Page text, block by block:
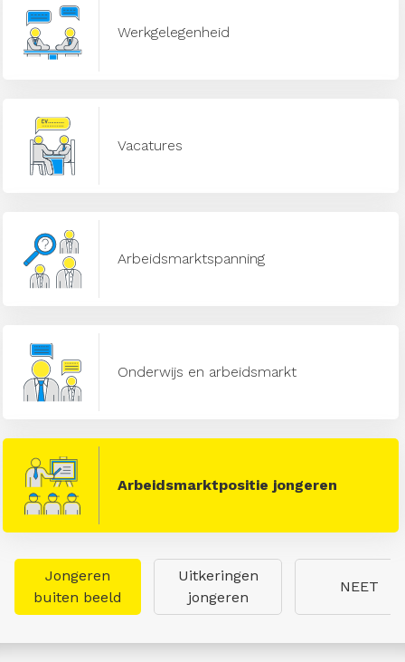
Werkgelegenheid
Vacatures
Arbeidsmarktspanning
Onderwijs en arbeidsmarkt
Arbeidsmarktpositie jongeren
Jongeren
buiten beeld
Uitkeringen
jongeren
NEET